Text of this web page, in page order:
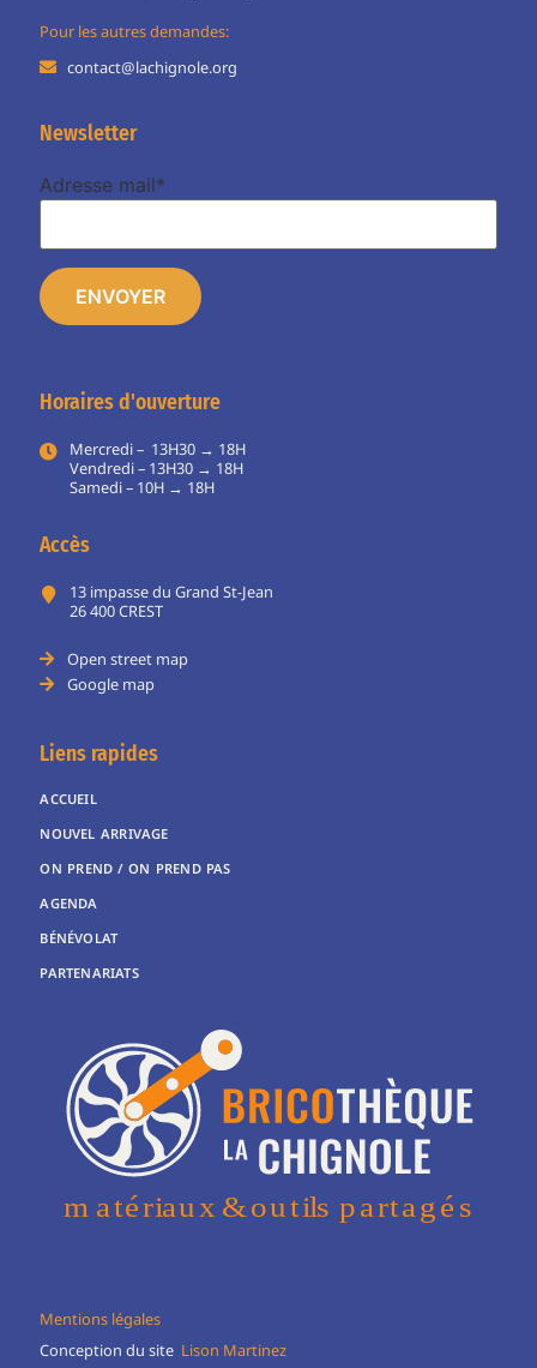
Mentions légales
Conception du site Lison Martinez
Liens rapides
ACCUEIL
NOUVEL ARRIVAGE
ON PREND / ON PREND PAS
AGENDA
BÉNÉVOLAT
PARTENARIATS
Horaires d'ouverture
Mercredi – 13H30 → 18H
Vendredi – 13H30 → 18H
Samedi – 10H → 18H
Accès
13 impasse du Grand St-Jean
26 400 CREST
Open street map
Google map
Pour les autres demandes:
contact@lachignole.org
Newsletter
Adresse mail*